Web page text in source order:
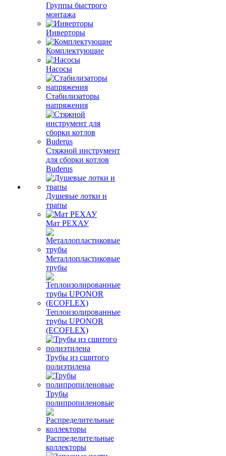
Группы быстрого
монтажа
Инверторы
Комплектующие
Насосы
Стабилизаторы
напряжения
Стяжной инструмент
для сборки котлов
Buderus
Душевые лотки и
трапы
Мат РЕХАУ
Металлопластиковые
трубы
Теплоизолированные
трубы UPONOR
(ECOFLEX)
Трубы из сшитого
полиэтилена
Трубы
полипропиленовые
Распределительные
коллекторы